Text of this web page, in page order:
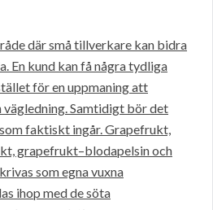
där små tillverkare kan bidra
En kund kan få några tydliga
för en uppmaning att
Samtidigt bör det
faktiskt ingår. Grapefrukt,
grapefrukt–blodapelsin och
som egna vuxna
ihop med de söta